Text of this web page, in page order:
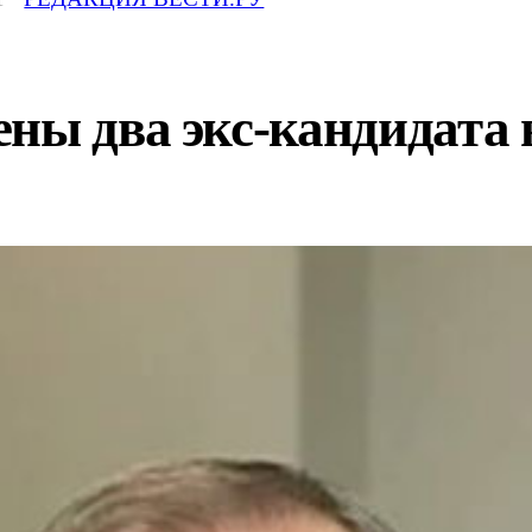
два экс-кандидата